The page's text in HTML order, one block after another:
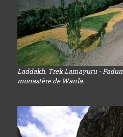
Laddakh. Trek Lamayuru -
monastère de Wanla.